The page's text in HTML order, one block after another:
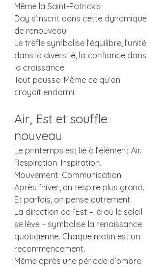
Même la Saint-Patrick's
Day s’inscrit dans cette dynamique
de renouveau.
Le trèfle symbolise l’équilibre, l’unité
dans la diversité, la confiance dans
la croissance.
Tout pousse. Même ce qu’on
croyait endormi.
Air, Est et souffle
nouveau
Le printemps est lié à l’élément Air.
Respiration. Inspiration.
Mouvement. Communication.
Après l’hiver, on respire plus grand.
Et parfois, on pense autrement.
La direction de l’Est – là où le soleil
se lève – symbolise la renaissance
quotidienne. Chaque matin est un
recommencement.
Même après une période d’ombre.